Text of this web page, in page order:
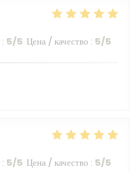
: 5/5 Цена / качество : 5/5
: 5/5 Цена / качество : 5/5